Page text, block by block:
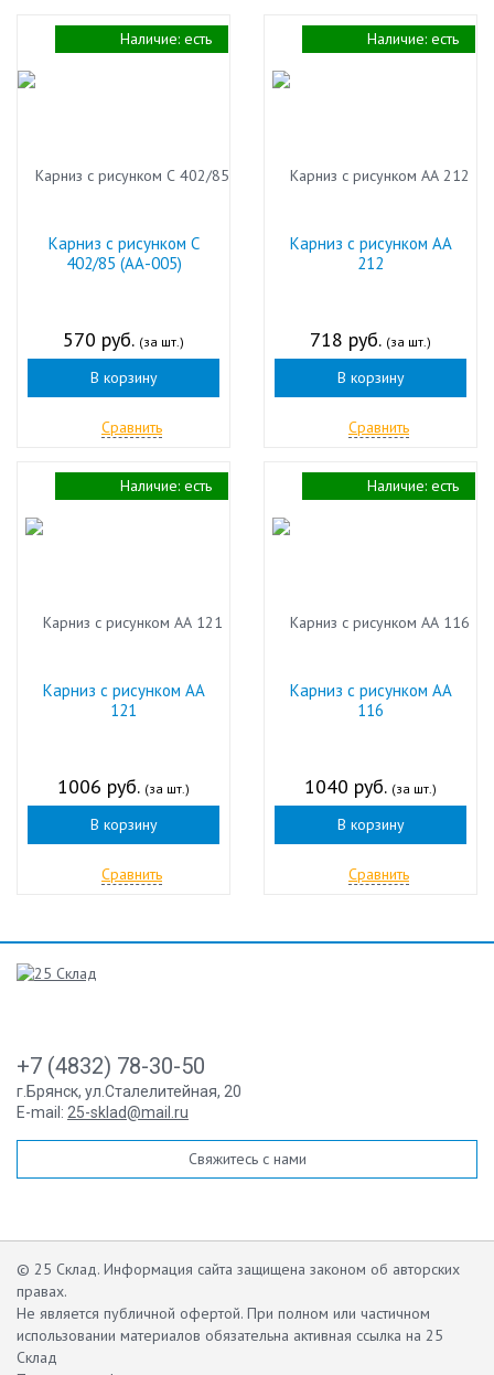
Карниз с рисунком С
402/85 (АА-005)
570 руб. (за шт.)
В корзину
Сравнить
Наличие: есть
Карниз с рисунком АА
212
718 руб. (за шт.)
В корзину
Сравнить
Наличие: есть
Карниз с рисунком АА
121
1006 руб. (за шт.)
В корзину
Сравнить
Наличие: есть
Карниз с рисунком АА
116
1040 руб. (за шт.)
В корзину
Сравнить
Наличие: есть
+7 (4832) 78-30-50
г.Брянск, ул.Сталелитейная, 20
E-mail: 25-sklad@mail.ru
Свяжитесь с нами
© 25 Склад. Информация сайта защищена законом об авторских
правах.
Не является публичной офертой. При полном или частичном
использовании материалов обязательна активная ссылка на 25
Склад